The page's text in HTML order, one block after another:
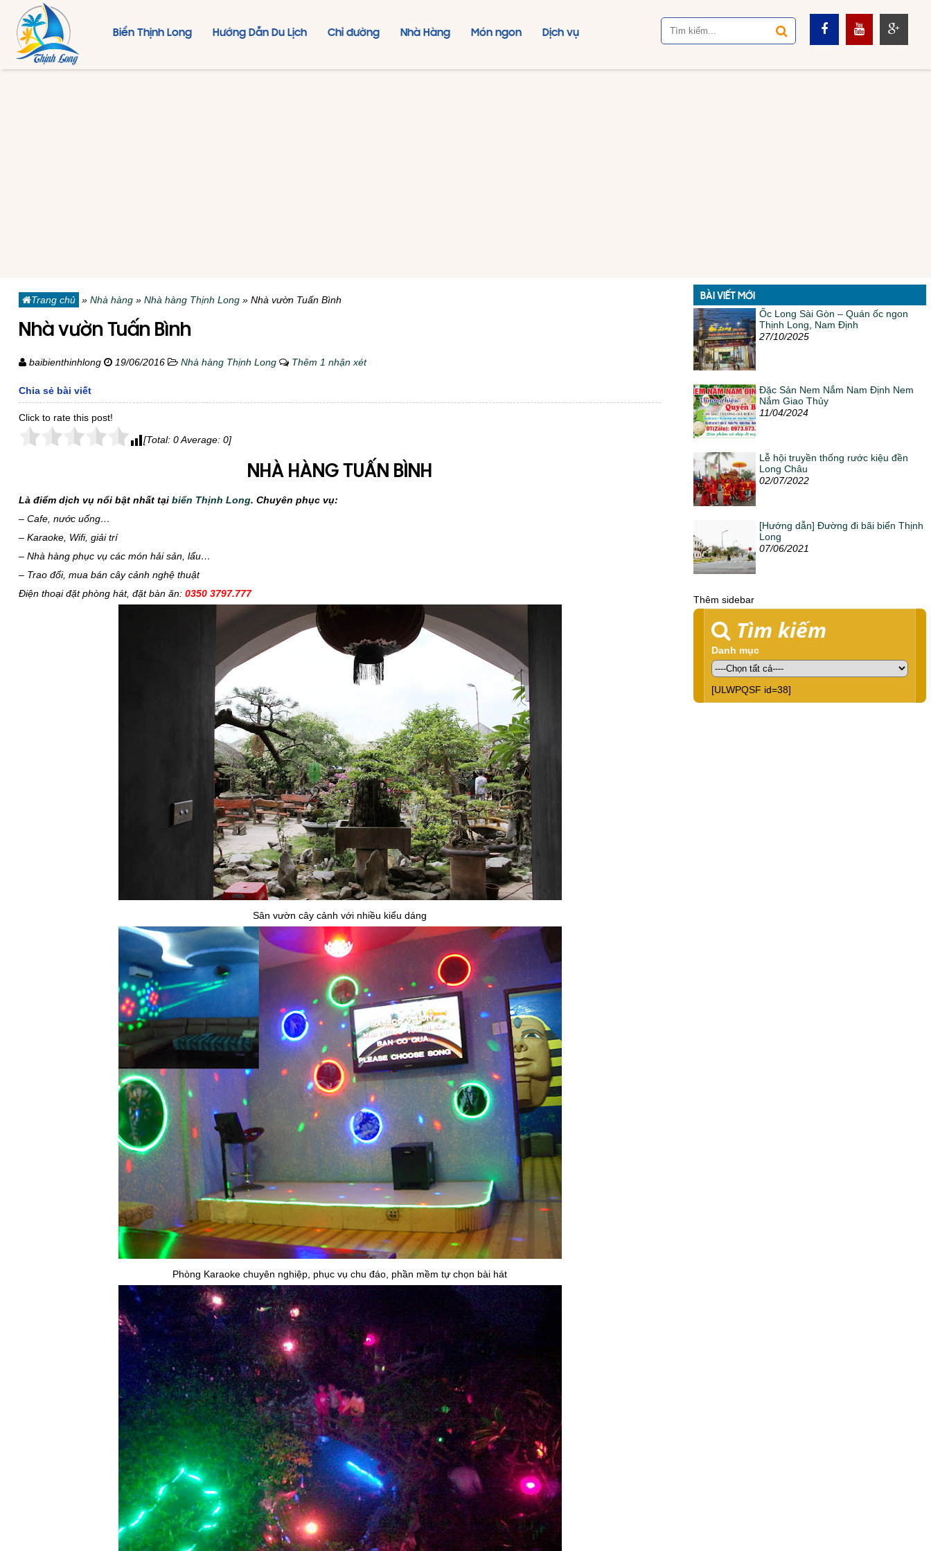
Biển Thịnh Long Hướng Dẫn Du Lịch Chỉ đường Nhà Hàng Món ngon Dịch vụ
Trang chủ » Nhà hàng » Nhà hàng Thịnh Long » Nhà vườn Tuấn Bình
Nhà vườn Tuấn Bình
baibienthinhlong 19/06/2016 Nhà hàng Thịnh Long Thêm 1 nhận xét
Chia sẻ bài viết
Click to rate this post!
[Total: 0Average: 0]
NHÀ HÀNG TUẤN BÌNH
Là điểm dịch vụ nổi bật nhất tại biển Thịnh Long. Chuyên phục vụ:
– Cafe, nước uống…
– Karaoke, Wifi, giải trí
– Nhà hàng phục vụ các món hải sản, lẩu…
– Trao đổi, mua bán cây cảnh nghệ thuật
Điện thoại đặt phòng hát, đặt bàn ăn: 0350 3797.777
Sân vườn cây cảnh với nhiều kiểu dáng
Phòng Karaoke chuyên nghiệp, phục vụ chu đáo, phần mềm tự chọn bài hát
BÀI VIẾT MỚI
Ốc Long Sài Gòn – Quán ốc ngon
Thịnh Long, Nam Định
27/10/2025
Đặc Sản Nem Nắm Nam Định Nem
Nắm Giao Thủy
11/04/2024
Lễ hội truyền thống rước kiệu đền
Long Châu
02/07/2022
[Hướng dẫn] Đường đi bãi biển Thịnh
Long
07/06/2021
Thêm sidebar
Tìm kiếm
Danh mục
[ULWPQSF id=38]